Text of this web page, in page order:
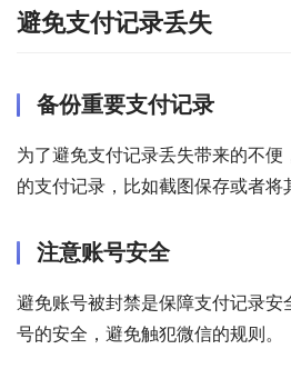
避免支付记录丢失
备份重要支付记录
为了避免支付记录丢失带来的不
的支付记录，比如截图保存或者将
注意账号安全
避免账号被封禁是保障支付记录安
号的安全，避免触犯微信的规则。